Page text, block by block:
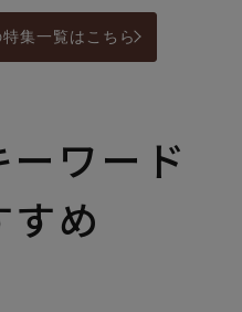
集一覧はこちら
ーワード
すめ